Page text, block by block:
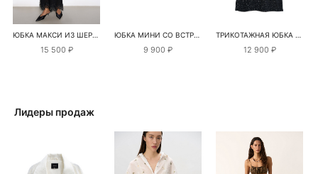
ЮБКА МАКСИ ИЗ ШЕРСТИ МЕРИНОСА С КРУЖЕВОМ
15 500 ₽
ЮБКА МИНИ СО ВСТРЕЧНЫМИ СКЛАДКАМИ
9 900 ₽
ТРИКОТАЖНАЯ ЮБКА ИЗ ХЛОПКА С ПАЙЕТКАМИ
12 900 ₽
Лидеры продаж